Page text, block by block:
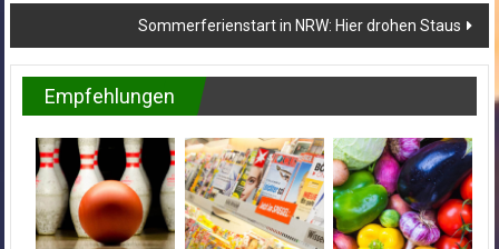
Sommerferienstart in NRW: Hier drohen Staus
Empfehlungen